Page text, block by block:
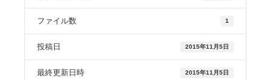
ファイル数 1
投稿日 2015年11月5日
最終更新日時 2015年11月5日